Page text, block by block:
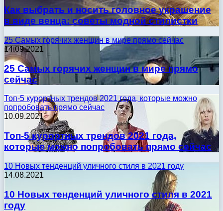
Как выбрать и носить головное украшение
в виде венца: советы модной стилистки
25 Самых горячих женщин в мире прямо сейчас
14.09.2021
25 Самых горячих женщин в мире прямо
сейчас
Топ-5 курортных трендов 2021 года, которые можно
попробовать прямо сейчас
10.09.2021
Топ-5 курортных трендов 2021 года,
которые можно попробовать прямо сейчас
10 Новых тенденций уличного стиля в 2021 году
14.08.2021
10 Новых тенденций уличного стиля в 2021
году